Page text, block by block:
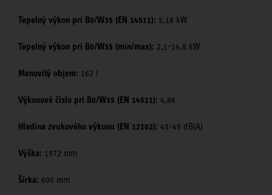
Tepelný výkon pri B0/W35 (EN 14511): 5,18 kW
Tepelný výkon pri B0/W35 (min/max): 2,1-14,8 kW
Menovitý objem: 162 l
Výkonové číslo pri B0/W35 (EN 14511): 4,86
Hladina zvukového výkonu (EN 12102): 43-49 dB(A)
Výška: 1972 mm
Šírka: 600 mm